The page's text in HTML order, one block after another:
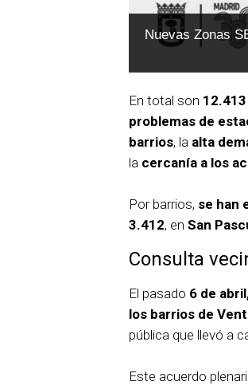
Nuevas Zonas
En total son
problemas de
barrios, la alta
la cercanía a los
Por barrios, se han
3.412, en San
Consulta
El pasado 6 de
los barrios de
pública que llevó a
Este acuerdo